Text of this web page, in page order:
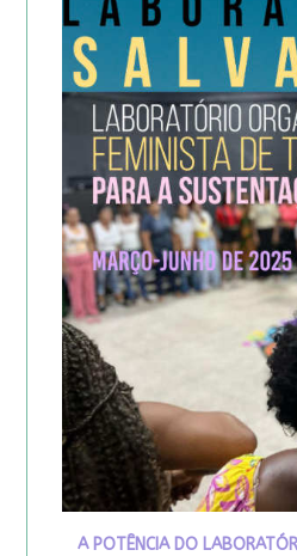
A POTÊNCIA DO